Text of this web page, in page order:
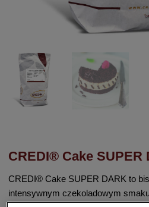
CREDI® Cake SUPER
CREDI® Cake SUPER DARK to
intensywnym czekoladowym